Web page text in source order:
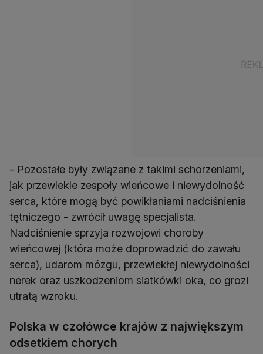
- Pozostałe były związane z takimi schorzeniami,
jak przewlekle zespoły wieńcowe i niewydolność
serca, które mogą być powikłaniami nadciśnienia
tętniczego - zwrócił uwagę specjalista.
Nadciśnienie sprzyja rozwojowi choroby
wieńcowej (która może doprowadzić do zawału
serca), udarom mózgu, przewlekłej niewydolności
nerek oraz uszkodzeniom siatkówki oka, co grozi
utratą wzroku.
Polska w czołówce krajów z największym
odsetkiem chorych